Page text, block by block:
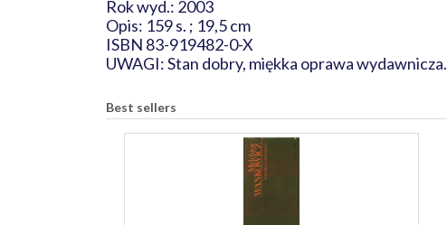
Rok wyd.: 2003
Opis: 159 s. ; 19,5 cm
ISBN 83-919482-0-X
UWAGI: Stan dobry, miękka oprawa wydawnicza.
Best sellers